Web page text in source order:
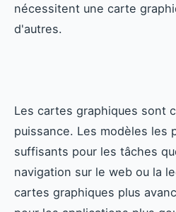
nécessitent une carte
d'autres.
Les cartes graphiques sont
puissance. Les modèles les
suffisants pour les tâches
navigation sur le web ou la
cartes graphiques plus